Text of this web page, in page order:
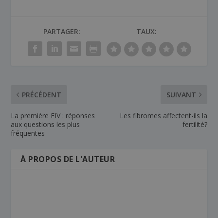
PARTAGER: TAUX:
PRÉCÉDENT
La première FIV : réponses
aux questions les plus
fréquentes
SUIVANT
Les fibromes affectent-ils la
fertilité?
À PROPOS DE L'AUTEUR